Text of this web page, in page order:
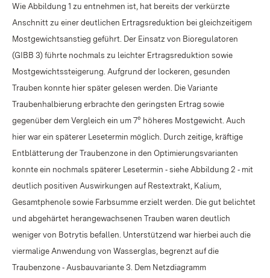
Wie Abbildung 1 zu entnehmen ist, hat bereits der verkürzte
Anschnitt zu einer deutlichen Ertragsreduktion bei gleichzeitigem
Mostgewichtsanstieg geführt. Der Einsatz von Bioregulatoren
(GIBB 3) führte nochmals zu leichter Ertragsreduktion sowie
Mostgewichtssteigerung. Aufgrund der lockeren, gesunden
Trauben konnte hier später gelesen werden. Die Variante
Traubenhalbierung erbrachte den geringsten Ertrag sowie
gegenüber dem Vergleich ein um 7° höheres Mostgewicht. Auch
hier war ein späterer Lesetermin möglich. Durch zeitige, kräftige
Entblätterung der Traubenzone in den Optimierungsvarianten
konnte ein nochmals späterer Lesetermin ‑ siehe Abbildung 2 ‑ mit
deutlich positiven Auswirkungen auf Restextrakt, Kalium,
Gesamtphenole sowie Farbsumme erzielt werden. Die gut belichtet
und abgehärtet herangewachsenen Trauben waren deutlich
weniger von Botrytis befallen. Unterstützend war hierbei auch die
viermalige Anwendung von Wasserglas, begrenzt auf die
Traubenzone ‑ Ausbauvariante 3. Dem Netzdiagramm